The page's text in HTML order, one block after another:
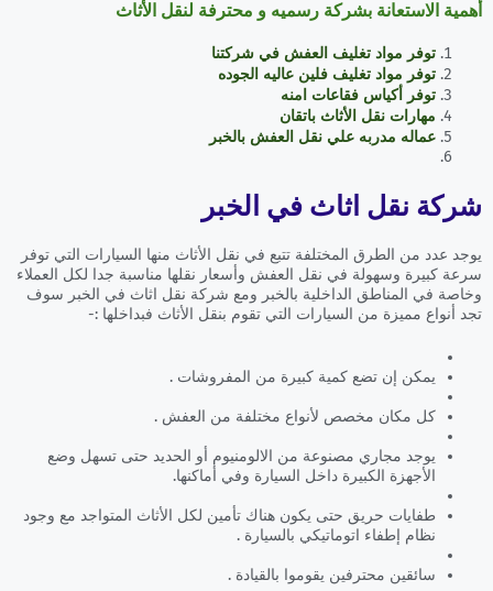
أهمية الاستعانة بشركة رسميه و محترفة لنقل الأثاث
توفر مواد تغليف العفش في شركتنا
توفر مواد تغليف فلين عاليه الجوده
توفر أكياس فقاعات امنه
مهارات نقل الأثاث باتقان
عماله مدربه علي نقل العفش بالخبر
شركة نقل اثاث في الخبر
يوجد عدد من الطرق المختلفة تتبع في نقل الأثاث منها السيارات التي توفر
سرعة كبيرة وسهولة في نقل العفش وأسعار نقلها مناسبة جدا لكل العملاء
وخاصة في المناطق الداخلية بالخبر ومع شركة نقل اثاث في الخبر سوف
تجد أنواع مميزة من السيارات التي تقوم بنقل الأثاث فبداخلها :-
يمكن إن تضع كمية كبيرة من المفروشات .
كل مكان مخصص لأنواع مختلفة من العفش .
يوجد مجاري مصنوعة من الالومنيوم أو الحديد حتى تسهل وضع
الأجهزة الكبيرة داخل السيارة وفي أماكنها.
طفايات حريق حتى يكون هناك تأمين لكل الأثاث المتواجد مع وجود
نظام إطفاء اتوماتيكي بالسيارة .
سائقين محترفين يقوموا بالقيادة .